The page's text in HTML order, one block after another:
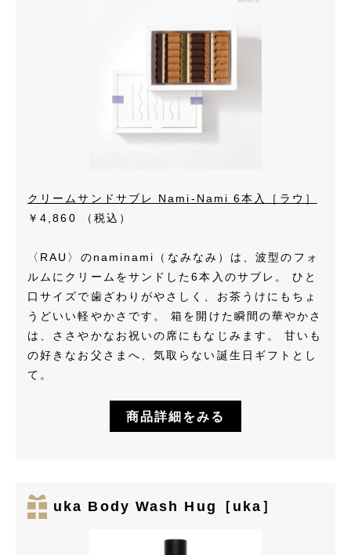
クリームサンドサブレ Nami-Nami 6本入［ラウ］
￥4,860
（税込）
〈RAU〉のnaminami（なみなみ）は、波型のフォ
ルムにクリームをサンドした6本入のサブレ。 ひと
口サイズで歯ざわりがやさしく、お茶うけにもちょ
うどいい軽やかさです。 箱を開けた瞬間の華やかさ
は、ささやかなお祝いの席にもなじみます。 甘いも
の好きなお父さまへ、気取らない誕生日ギフトとし
て。
商品詳細をみる
uka Body Wash Hug［uka］